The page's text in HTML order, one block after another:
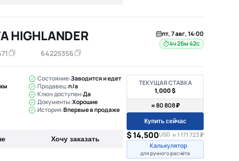
HIGHLANDER
64225356
пт, 7 авг, 14:00
4ч 26м 41с
Состояние:Заводится и едет
Продавец:n/a
Ключ доступен:Да
Документы:Хорошие
История:Впервые в продаже
Хочу заказать
ТЕКУЩАЯ СТАВКА
1,000 $
≈ 80 808 ₽
Купить сейчас
$ 14,500USD ≈ 1 171 723 ₽
Калькулятор
для ручного расчёта